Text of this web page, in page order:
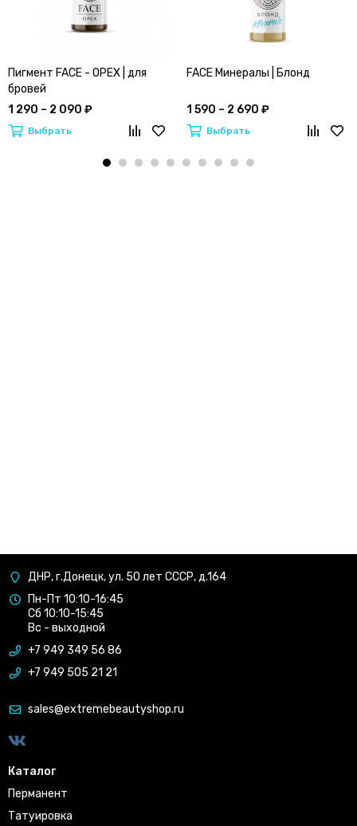
Пигмент FACE - ОРЕХ | для
бровей
1 290 – 2 090 ₽
Выбрать
FACE Минералы | Блонд
1 590 – 2 690 ₽
Выбрать
ДНР, г.Донецк, ул. 50 лет СССР, д.164
Пн-Пт 10:10-16:45
Сб 10:10-15:45
Вс - выходной
+7 949 349 56 86
+7 949 505 21 21
sales@extremebeautyshop.ru
Каталог
Перманент
Татуировка